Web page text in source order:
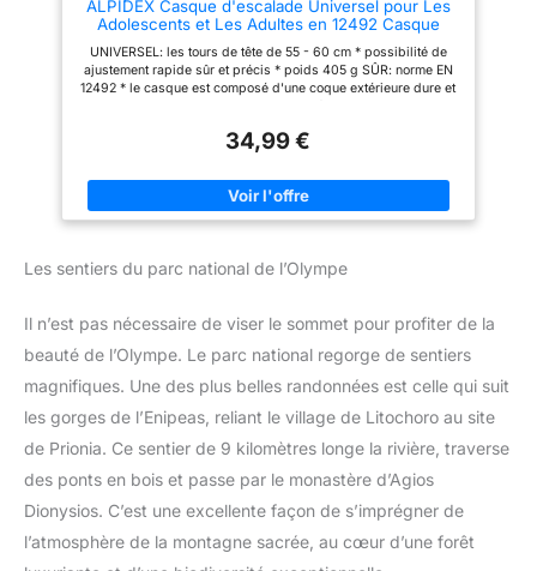
ALPIDEX Casque d'escalade Universel pour Les
Adolescents et Les Adultes en 12492 Casque
Green
UNIVERSEL: les tours de tête de 55 - 60 cm * possibilité de
ajustement rapide sûr et précis * poids 405 g SÛR: norme EN
12492 * le casque est composé d'une coque extérieure dure et
le rembourrage peut être retiré pour être aéré et lave
réglable, ce casque est agréable à porter même pour de longs
parcours UTILISATION: escalade sportive, via ferrata,
alpinisme, escalade glacière, randonnée de haute montagne et
34,99 €
Les sentiers du parc national de l’Olympe
Il n’est pas nécessaire de viser le sommet pour profiter de la
beauté de l’Olympe. Le parc national regorge de sentiers
magnifiques. Une des plus belles randonnées est celle qui suit
les gorges de l’Enipeas, reliant le village de Litochoro au site
de Prionia. Ce sentier de 9 kilomètres longe la rivière, traverse
des ponts en bois et passe par le monastère d’Agios
Dionysios. C’est une excellente façon de s’imprégner de
l’atmosphère de la montagne sacrée, au cœur d’une forêt